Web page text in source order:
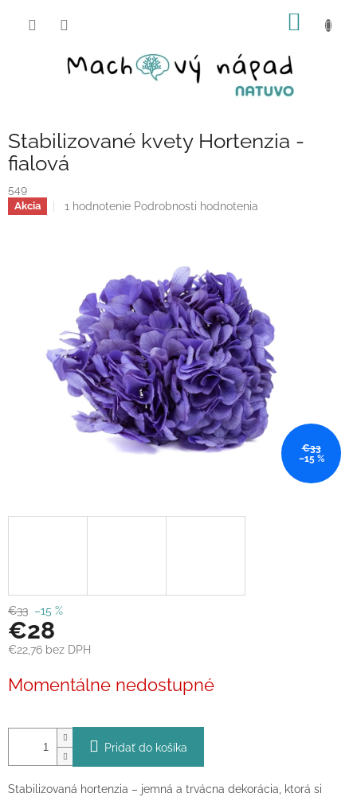
Stabilizované kvety Hortenzia -
fialová
549
Akcia
Priemerné
hviezdičiek.
1 hodnotenie Podrobnosti hodnotenia
€33
–15 %
€33 –15 %
€28
€22,76 bez DPH
cena:
Momentálne nedostupné
Pridať do košíka
Stabilizovaná hortenzia – jemná a trvácna dekorácia, ktorá si